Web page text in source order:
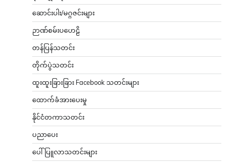
ဆောင်းပါး/မဂ္ဂဇင်းများ
ဉာဏ်စမ်းပဟေဠိ
တန်ပြန်သတင်း
တိုက်ပွဲသတင်း
ထူးထူးခြားခြား Facebook သတင်းများ
ထောက်ခံအားပေးမှု
နိုင်ငံတကာသတင်း
ပညာပေး
ပေါ်ပြူလာသတင်းများ